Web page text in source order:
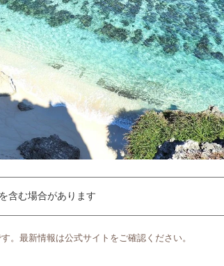
含む場合があります
最新情報は公式サイトをご確認ください。